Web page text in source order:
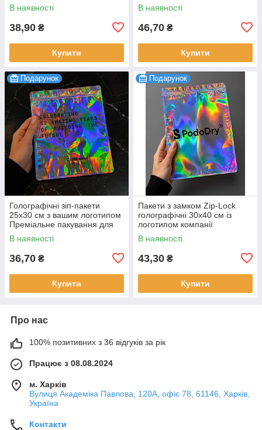
100 шт.
В наявності
38,90 ₴
Купити
якість 100 шт.
В наявності
46,70 ₴
Купити
Подарунок
Голографічні зіп-пакети
25х30 см з вашим логотипом
Преміальне пакування для
брендів 100 шт.
В наявності
36,70 ₴
Купити
Подарунок
Пакети з замком Zip-Lock
голографічні 30х40 см із
логотипом компанії
Виготовлення оптом 100 шт.
В наявності
43,30 ₴
Купити
Про нас
100% позитивних з 36 відгуків за рік
Працює з 08.08.2024
м. Харків
Вулиця Академіка Павлова, 120А, офіс 78, 61146, Харків,
Україна
Контакти